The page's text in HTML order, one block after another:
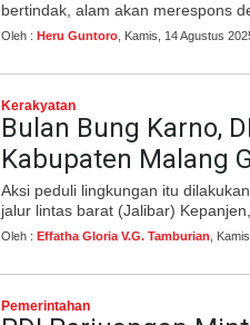
bertindak, alam akan merespons
Oleh : Heru Guntoro , Kamis, 14 Agustus
Kerakyatan
Bulan Bung Karno,
Kabupaten Malang
Aksi peduli lingkungan itu
jalur lintas barat (Jalibar)
Oleh : Effatha Gloria V.G. Tamburian ,
Pemerintahan